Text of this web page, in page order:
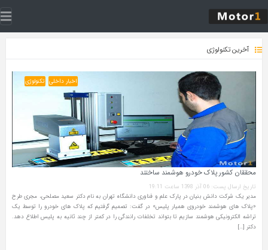
آخرین تکنولوژی
اخبار داخلی تکنولوژی
محققان کشور پلاک خودرو هوشمند ساختند
تاریخ ارسال پست: 06 آذر 1398 ساعت 19:11
مدیر یک شرکت دانش بنیان در پارک علم و فناوری دانشگاه تهران به نام دکتر سعید مصلحی، مجری طرح
«پلاک های هوشمند خودروی همیار پلیس» در گفت: تصمیم گرفتیم که پلاک های خودرو را توسط یک
تراشه الکترونیکی هوشمند سازیم تا بتواند تخلفات رانندگی را در کمتر از چند ثانیه به پلیس اطلاع دهد.
دکتر […]